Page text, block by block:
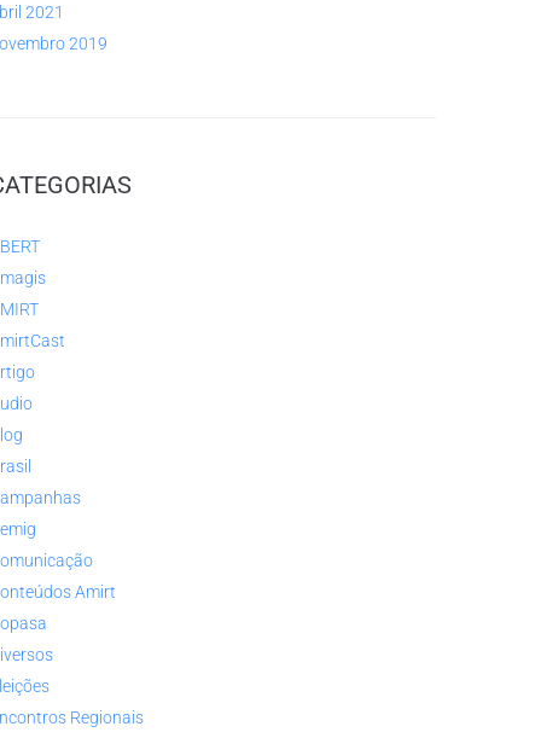
2021
2019
Amirt
Regionais